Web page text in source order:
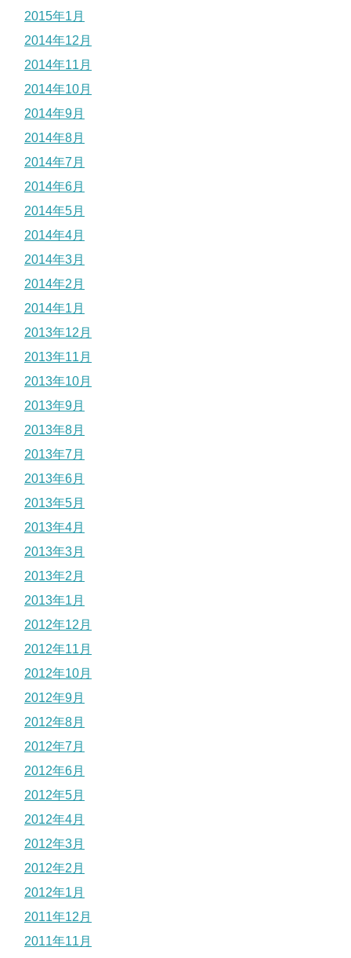
2015年1月
2014年12月
2014年11月
2014年10月
2014年9月
2014年8月
2014年7月
2014年6月
2014年5月
2014年4月
2014年3月
2014年2月
2014年1月
2013年12月
2013年11月
2013年10月
2013年9月
2013年8月
2013年7月
2013年6月
2013年5月
2013年4月
2013年3月
2013年2月
2013年1月
2012年12月
2012年11月
2012年10月
2012年9月
2012年8月
2012年7月
2012年6月
2012年5月
2012年4月
2012年3月
2012年2月
2012年1月
2011年12月
2011年11月